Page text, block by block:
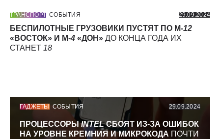
ТРАНСПОРТ СОБЫТИЯ 29.09.2024
БЕСПИЛОТНЫЕ ГРУЗОВИКИ ПУСТЯТ ПО М-12
«ВОСТОК» И М-4 «ДОН» ДО КОНЦА ГОДА ИХ
СТАНЕТ 18
ГАДЖЕТЫ СОБЫТИЯ 29.09.2024
ПРОЦЕССОРЫINTELСБОЯТ ИЗ-ЗА ОШИБОК
НА УРОВНЕ КРЕМНИЯ И МИКРОКОДА ПОЧТИ